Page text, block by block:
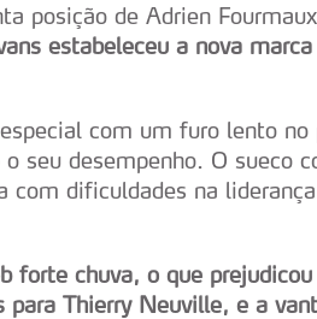
posição de Adrien
estabeleceu a nova
com um furo lento no
seu desempenho. O sueco
com dificuldades na
forte chuva, o que
para Thierry Neuville, e a